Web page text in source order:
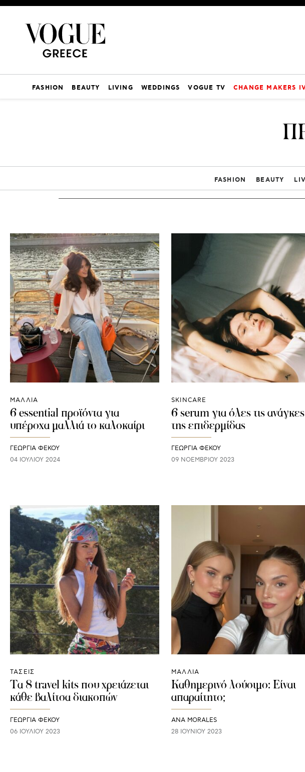
FASHION BEAUTY LIVING WEDDINGS VOGUE TV CHANGE MAKERS
FASHION BEAUTY
ΜΑΛΛΙΑ
6 essential προϊόντα για
υπέροχα μαλλιά το καλοκαίρι
ΓΕΩΡΓΙΑ ΦΕΚΟΥ
04 ΙΟΥΛΊΟΥ 2024
SKINCARE
6 serum για όλες τις ανάγκες
της επιδερμίδας
ΓΕΩΡΓΙΑ ΦΕΚΟΥ
09 ΝΟΕΜΒΡΊΟΥ 2023
ΤΑΣΕΙΣ
Tα 8 travel kits που χρειάζεται
κάθε βαλίτσα διακοπών
ΓΕΩΡΓΙΑ ΦΕΚΟΥ
06 ΙΟΥΛΊΟΥ 2023
ΜΑΛΛΙΑ
Καθημερινό λούσιμο: Είναι
απαραίτητο;
ANA MORALES
28 ΙΟΥΝΊΟΥ 2023